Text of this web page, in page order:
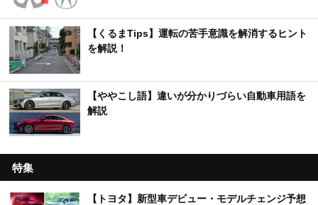
【くるまTips】運転の苦手意識を解消するヒント
を解説！
【ややこし語】違いが分かりづらい自動車用語を
解説
特集
【トヨタ】新型車デビュー・モデルチェンジ予想